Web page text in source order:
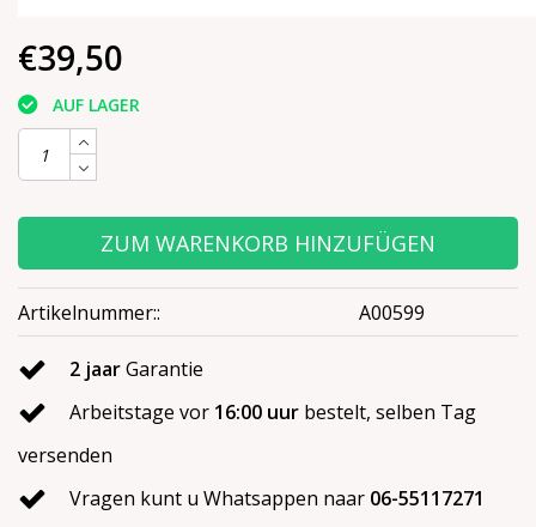
€39,50
AUF LAGER
ZUM WARENKORB HINZUFÜGEN
Artikelnummer:: A00599
2 jaarGarantie
Arbeitstage vor 16:00 uur bestelt, selben Tag
versenden
Vragen kunt u Whatsappen naar 06-55117271